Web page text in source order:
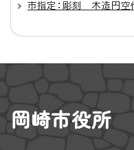
市指定：彫刻 木造円空
岡崎市役所